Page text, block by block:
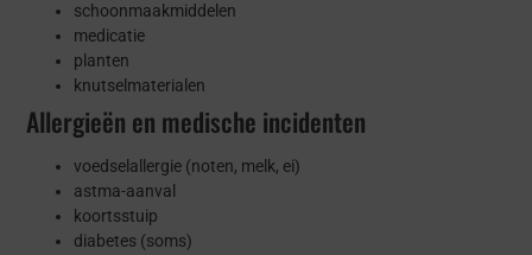
schoonmaakmiddelen
medicatie
planten
knutselmaterialen
Allergieën en medische incidenten
voedselallergie (noten, melk, ei)
astma-aanval
koortsstuip
diabetes (soms)